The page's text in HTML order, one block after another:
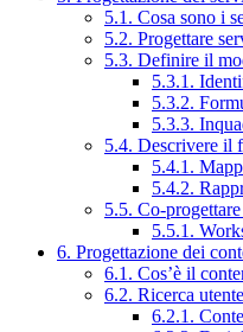
5.1. Cosa sono i
5.2. Progettare
5.3. Definire il
5.3.1.
5.3.2.
5.3.3.
5.4. Descrivere il
5.4.1.
5.4.2.
5.5. Co-
5.5.1.
6. Progettazione dei
6.1. Cos’è il
6.2. Ricerca
6.2.1.